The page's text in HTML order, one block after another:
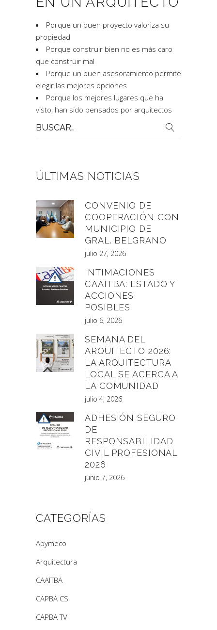
Porque un buen proyecto valoriza su
propiedad
Porque construir bien no es más caro
que construir mal
Porque un buen asesoramiento permite
elegir las mejores opciones
Porque los mejores lugares que ha
visto, han sido pensados por arquitectos
por:
ÚLTIMAS NOTICIAS
CONVENIO DE
COOPERACIÓN CON
MUNICIPIO DE
GRAL. BELGRANO
julio 27, 2026
INTIMACIONES
CAAITBA: ESTADO Y
ACCIONES
POSIBLES
julio 6, 2026
SEMANA DEL
ARQUITECTO 2026:
LA ARQUITECTURA
LOCAL SE ACERCA A
LA COMUNIDAD
julio 4, 2026
ADHESIÓN SEGURO
DE
RESPONSABILIDAD
CIVIL PROFESIONAL
2026
junio 7, 2026
CATEGORÍAS
Apymeco
Arquitectura
CAAITBA
CAPBA CS
CAPBA TV